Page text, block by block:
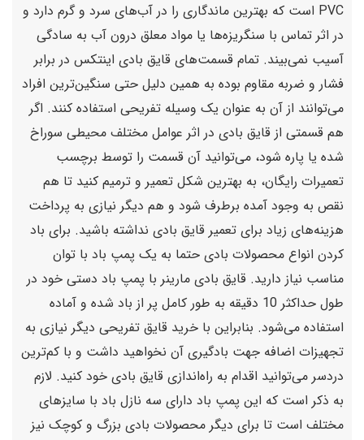
PVC است که بهترین ماندگاری را در آب‌های سرد و گرم دارد و
در اثر تماس با سنگریزه‌ها یا مواد معلق درون آب به سادگی
آسیب نمی‌بیند. تمام قسمت‌های قایق بادی اینتکس در برابر
فشار و ضربه مقاوم بوده به همین دلیل حتی سنگین‌ترین افراد
می‌توانند از آن به عنوان یک وسیله تفریحی استفاده کنند. اگر
هم قسمتی از قایق بادی در اثر عوامل مختلف محیطی سوراخ
شده یا پاره شود، می‌توانید آن قسمت را توسط برچسب
تعمیرات رایگان، به بهترین شکل تعمیر و ترمیم کنید تا هم
نقص به وجود آمده برطرف شود و هم دیگر نیازی به پرداخت
هزینه‌های زیاد برای تعمیر قایق بادی نداشته باشید. برای باد
کردن انواع محصولات بادی حتما به یک پمپ باد با توان
مناسب نیاز دارید. قایق بادی مارینر با پمپ باد دستی خود در
طول حداکثر 10 دقیقه به طور کامل پر از باد شده و آماده
استفاده می‌شود. بنابراین با خرید قایق تفریحی دیگر نیازی به
تجهیزات اضافه جهت بادگیری آن نخواهید داشت و با کم‌ترین
دردسر می‌توانید اقدام به راه‌اندازی قایق بادی خود کنید. لازم
به ذکر است که این پمپ باد دارای سه نازل باد با سایزهای
مختلف است تا برای دیگر محصولات بادی بزرگ و کوچک نیز